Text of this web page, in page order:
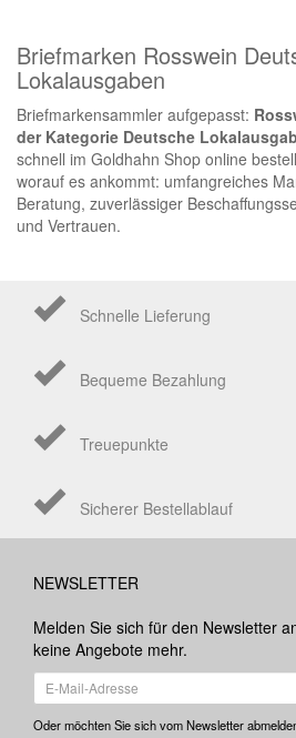
Briefmarken Rosswein
Lokalausgaben
Briefmarkensammler aufgepasst:
der Kategorie Deutsche
schnell im Goldhahn Shop online
worauf es ankommt: umfangreiches
Beratung, zuverlässiger
und Vertrauen.
Schnelle Lieferung
Bequeme Bezahlung
Treuepunkte
Sicherer Bestellablauf
NEWSLETTER
Melden Sie sich für den Newsletter
keine Angebote mehr.
Oder möchten Sie sich vom Newsletter